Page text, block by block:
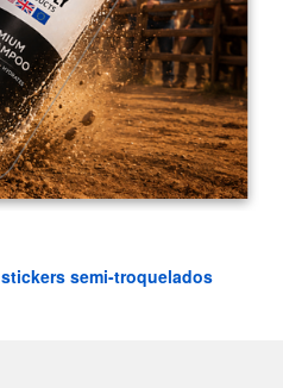
stickers semi-troquelados